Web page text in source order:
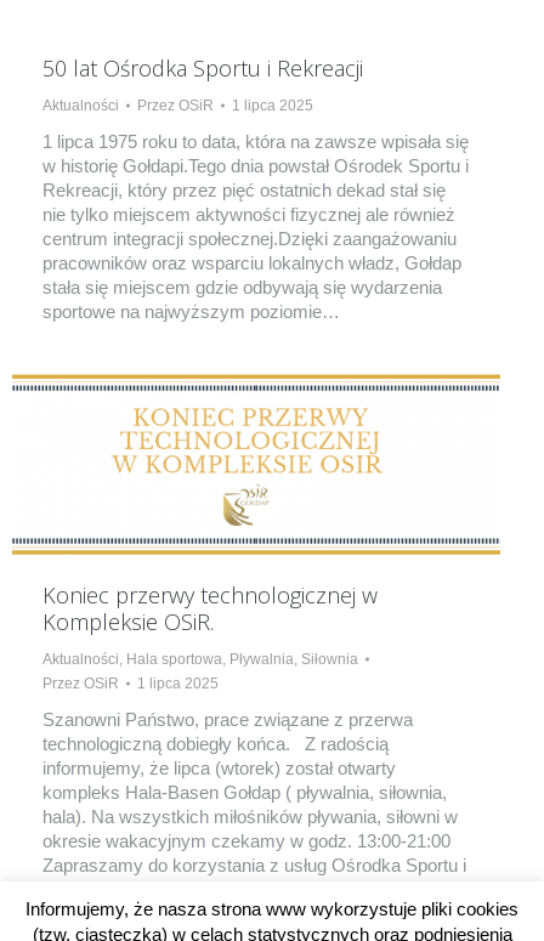
50 lat Ośrodka Sportu i Rekreacji
Aktualności Przez OSiR 1 lipca 2025
1 lipca 1975 roku to data, która na zawsze wpisała się
w historię Gołdapi.Tego dnia powstał Ośrodek Sportu i
Rekreacji, który przez pięć ostatnich dekad stał się
nie tylko miejscem aktywności fizycznej ale również
centrum integracji społecznej.Dzięki zaangażowaniu
pracowników oraz wsparciu lokalnych władz, Gołdap
stała się miejscem gdzie odbywają się wydarzenia
sportowe na najwyższym poziomie…
Koniec przerwy technologicznej w
Kompleksie OSiR.
Aktualności Hala sportowa Pływalnia Siłownia
Przez OSiR 1 lipca 2025
Szanowni Państwo, prace związane z przerwa
technologiczną dobiegły końca. Z radością
informujemy, że lipca (wtorek) został otwarty
kompleks Hala-Basen Gołdap ( pływalnia, siłownia,
hala). Na wszystkich miłośników pływania, siłowni w
okresie wakacyjnym czekamy w godz. 13:00-21:00
Zapraszamy do korzystania z usług Ośrodka Sportu i
Informujemy, że nasza strona www wykorzystuje pliki cookies
(tzw. ciasteczka) w celach statystycznych oraz podniesienia